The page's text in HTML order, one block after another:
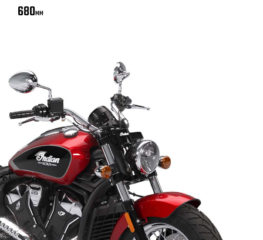
680MM